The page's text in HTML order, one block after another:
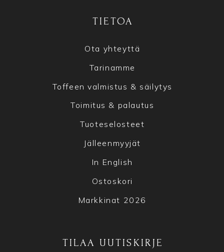
TIETOA
Ota yhteyttä
Tarinamme
Toffeen valmistus & säilytys
Toimitus & palautus
Tuoteselosteet
Jälleenmyyjät
In English
Ostoskori
Markkinat 2026
TILAA UUTISKIRJE